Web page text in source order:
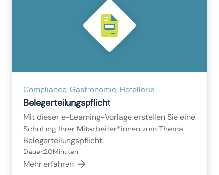
Compliance, Gastronomie, Hotellerie
Belegerteilungspflicht
Mit dieser e-Learning-Vorlage erstellen Sie eine
Schulung Ihrer Mitarbeiter*innen zum Thema
Belegerteilungspflicht.
Dauer:20Minuten
Mehr erfahren